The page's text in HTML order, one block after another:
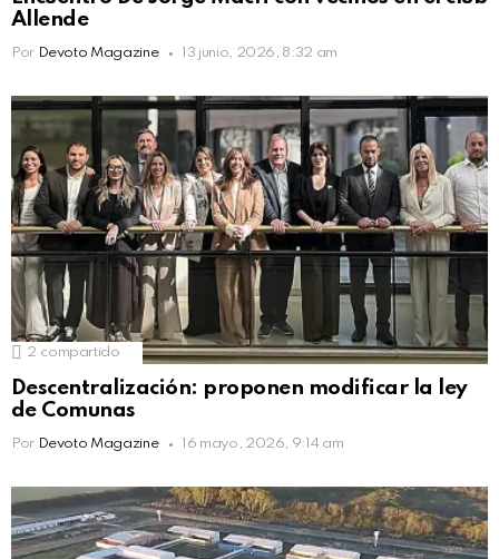
Allende
Por Devoto Magazine 13 junio, 2026, 8:32 am
2 compartido
Descentralización: proponen modificar la ley
de Comunas
Por Devoto Magazine 16 mayo, 2026, 9:14 am